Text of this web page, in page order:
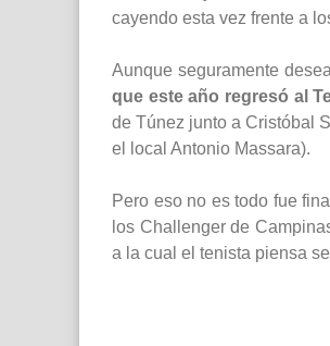
cayendo esta vez frente a
Aunque seguramente
que este año regresó al
de Túnez junto a Cristóbal
el local Antonio Massara).
Pero eso no es todo fue
los Challenger de
a la cual el tenista piensa